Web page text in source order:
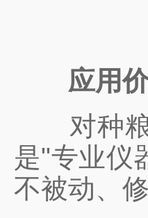
应用价
对种粮
是"专业仪
不被动、